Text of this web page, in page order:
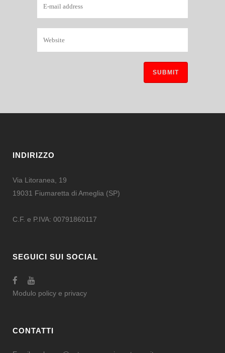
INDIRIZZO
Via Litoranea, 19
19031 Fiumaretta di Ameglia (SP)
C.F. e P.IVA: 00791860117
SEGUICI SUI SOCIAL
Modulo policy e privacy
CONTATTI